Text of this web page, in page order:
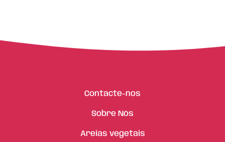
Contacte-nos
Sobre Nós
Areias vegetais